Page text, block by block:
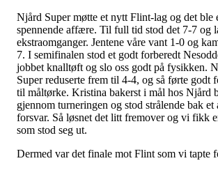
Njård Super møtte et nytt Flint-lag og det ble
spennende affære. Til full tid stod det 7-7 og
ekstraomganger. Jentene våre vant 1-0 og
7. I semifinalen stod et godt forberedt
jobbet knalltøft og slo oss godt på fysikken.
Super reduserte frem til 4-4, og så førte godt
til måltørke. Kristina bakerst i mål hos Njård
gjennom turneringen og stod strålende bak
forsvar. Så løsnet det litt fremover og vi fikk
som stod seg ut.
Dermed var det finale mot Flint som vi tapte